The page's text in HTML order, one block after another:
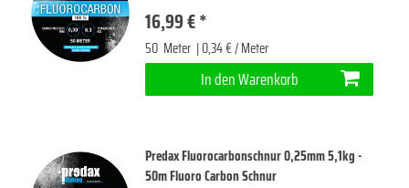
16,99 € *
50 Meter | 0,34 € / Meter
In den Warenkorb
Predax Fluorocarbonschnur 0,25mm 5,1kg -
50m Fluoro Carbon Schnur